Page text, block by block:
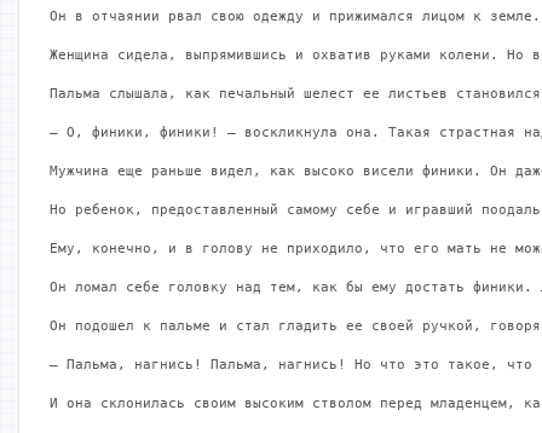
Он в отчаянии рвал свою одежду и прижимался лицом к
Женщина сидела, выпрямившись и охватив руками колени. Но
Пальма слышала, как печальный шелест ее листьев
— О, финики, финики! – воскликнула она. Такая страстная
Мужчина еще раньше видел, как высоко висели финики. Он
Но ребенок, предоставленный самому себе и игравший
Ему, конечно, и в голову не приходило, что его мать не
Он ломал себе головку над тем, как бы ему достать финики.
Он подошел к пальме и стал гладить ее своей ручкой,
— Пальма, нагнись! Пальма, нагнись! Но что это такое, что
И она склонилась своим высоким стволом перед младенцем,